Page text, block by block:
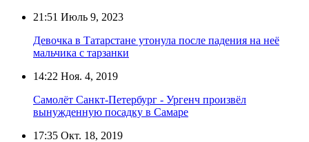
21:51 Июль 9, 2023
Девочка в Татарстане утонула после падения на неё
мальчика с тарзанки
14:22 Ноя. 4, 2019
Самолёт Санкт-Петербург - Ургенч произвёл
вынужденную посадку в Самаре
17:35 Окт. 18, 2019